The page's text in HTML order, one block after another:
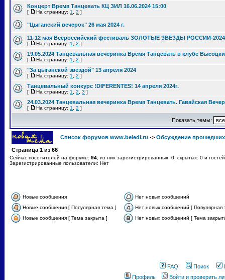
Концерт Время Танцевать КЦ ЗИЛ 16.06.2024 15:00
[ На страницу: 1 2 ]
"Цыганский вечерок" 26 мая 2024 г.
11-12 мая Всероссийский фестиваль ЗОЛОТЫЕ ЗВЁЗДЫ РОССИИ-2024
[ На страницу: 1 2 ]
19.05.2024 Танцевальная вечеринка Время Танцевать в клубе
[ На страницу: 1 2 ]
"За цыганской звездой" 13 апреля 2024
[ На страницу: 1 2 ]
Танцевальный конкурс !DIFERENTES! 14 апреля 2024г.
[ На страницу: 1 2 3 ]
24.03.2024 Танцевальная вечеринка Время Танцевать. Гавайская
[ На страницу: 1 2 ]
Показать темы:
Список форумов www.beledi.ru -> Обсуждение
Страница 1 из 66
Сейчас посетителей на форуме: 94 , из них зарегистрированных: 0, скрытых: 0 и
Зарегистрированные пользователи: Нет
Новые сообщения
Нет новых сообщений
Новые сообщения [ Популярная тема ]
Нет новых сообщений [ Популярная
Новые сообщения [ Тема закрыта ]
Нет новых сообщений [ Тема
FAQ Поиск
Профиль
Войти и проверить